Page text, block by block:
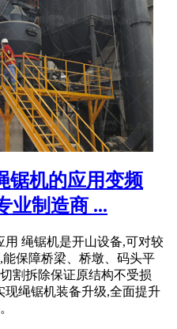
锯机的应用变频
业制造商 ...
用 绳锯机是开山设备,可对较
保障桥梁、桥墩、码头平
割拆除保证原结构不受损
现绳锯机装备升级,全面提升